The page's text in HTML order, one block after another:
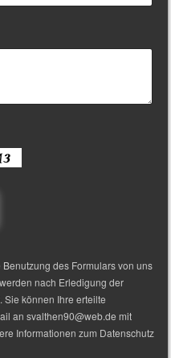
des Formulars von uns
nach Erledigung der
Sie können Ihre erteilte
an svalthen90@web.de mit
Informationen zum Datenschutz